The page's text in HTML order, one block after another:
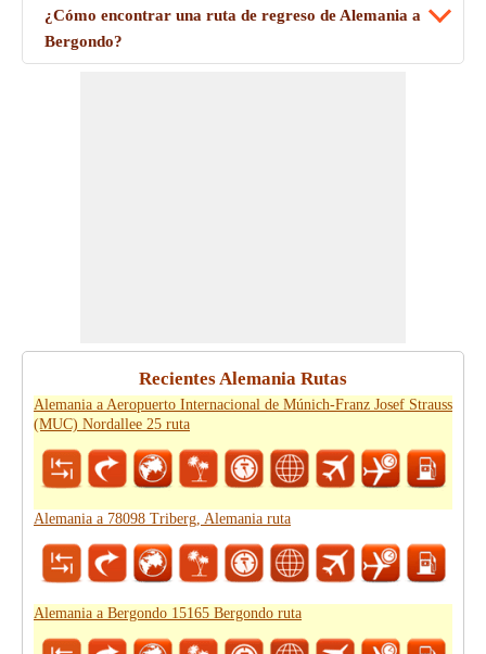
¿Cómo encontrar una ruta de regreso de Alemania a
Bergondo?
Recientes Alemania Rutas
Alemania a Aeropuerto Internacional de Múnich-Franz Josef Strauss
(MUC) Nordallee 25 ruta
Alemania a 78098 Triberg, Alemania ruta
Alemania a Bergondo 15165 Bergondo ruta